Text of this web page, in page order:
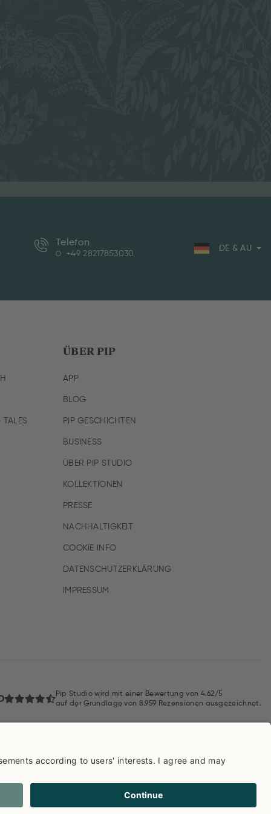
Telefon
+49 28217853030
DE & AU
ÜBER PIP
APP
BLOG
PIP GESCHICHTEN
BUSINESS
ÜBER PIP STUDIO
KOLLEKTIONEN
PRESSE
NACHHALTIGKEIT
COOKIE INFO
DATENSCHUTZERKLÄRUNG
IMPRESSUM
Pip Studio wird mit einer Bewertung von 4.62/5
auf der Grundlage von 8.959 Rezensionen ausgezeichnet.